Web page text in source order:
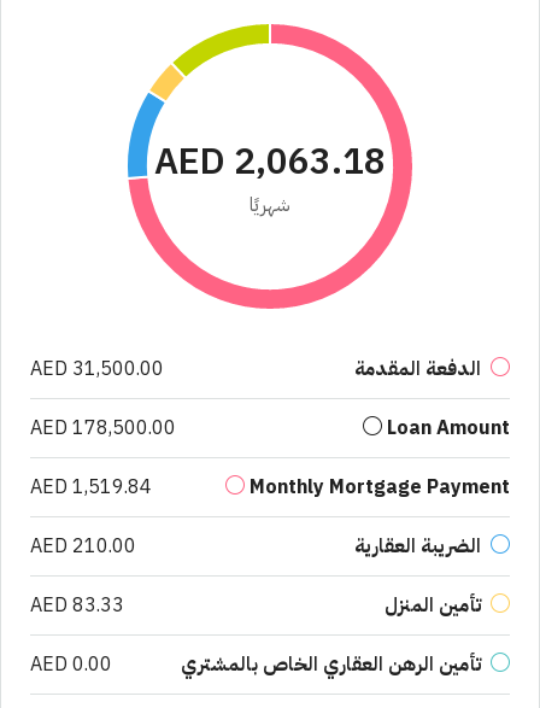
AED 2,063.18
شهريًا
الدفعة المقدمة AED 31,500.00
Loan Amount
AED 178,500.00
Monthly Mortgage Payment
AED 1,519.84
الضريبة العقارية AED 210.00
تأمين المنزل AED 83.33
تأمين الرهن العقاري الخاص بالمشتري AED 0.00